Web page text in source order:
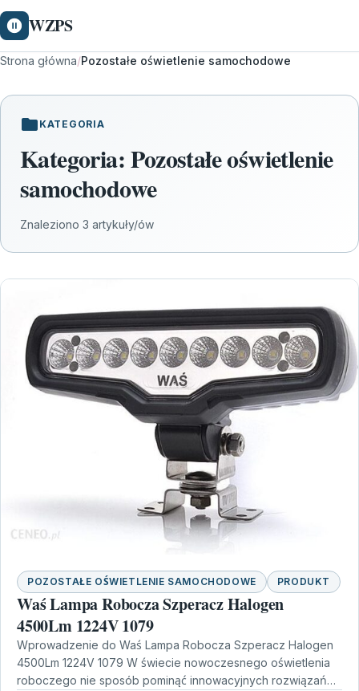
WZPS
Strona główna/Pozostałe oświetlenie samochodowe
KATEGORIA
Kategoria:Pozostałe oświetlenie
samochodowe
Znaleziono 3 artykuły/ów
POZOSTAŁE OŚWIETLENIE SAMOCHODOWE PRODUKT
Waś Lampa Robocza Szperacz Halogen
4500Lm 1224V 1079
Wprowadzenie do Waś Lampa Robocza Szperacz Halogen
4500Lm 1224V 1079 W świecie nowoczesnego oświetlenia
roboczego nie sposób pominąć innowacyjnych rozwiązań